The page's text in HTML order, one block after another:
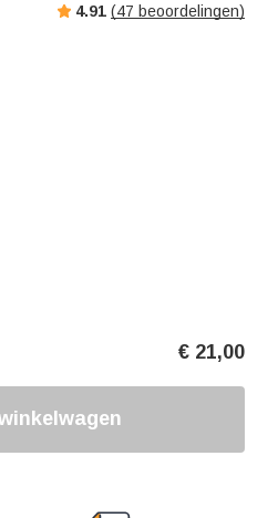
4.91 (47 beoordelingen)
€ 21,00